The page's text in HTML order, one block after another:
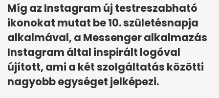
Míg az Instagram új testreszabható
ikonokat mutat be 10. születésnapja
alkalmával, a Messenger alkalmazás
Instagram által inspirált logóval
újított, ami a két szolgáltatás közötti
nagyobb egységet jelképezi.